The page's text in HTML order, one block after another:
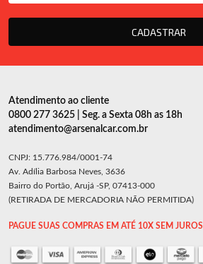
CADASTRAR
Atendimento ao cliente
0800 277 3625 | Seg. a Sexta 08h as 18h
atendimento@arsenalcar.com.br
CNPJ: 15.776.984/0001-74
Av. Adília Barbosa Neves, 3636
Bairro do Portão, Arujá -SP, 07413-000
(RETIRADA DE MERCADORIA NÃO PERMITIDA)
PAGUE SUAS COMPRAS EM ATÉ 10X SEM JUROS